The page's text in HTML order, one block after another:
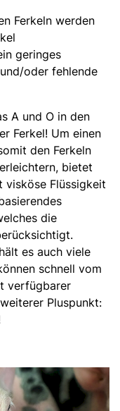
Ferkeln werden
geringes
oder fehlende
A und O in den
Ferkel! Um einen
den Ferkeln
bietet
visköse Flüssigkeit
die
es auch viele
schnell vom
verfügbarer
Pluspunkt: